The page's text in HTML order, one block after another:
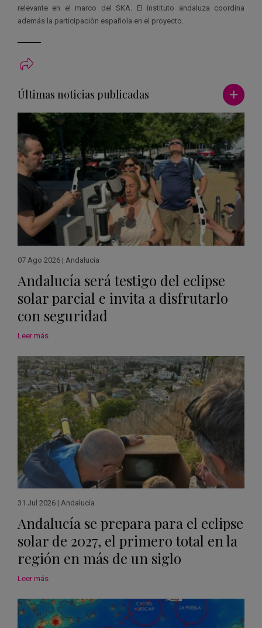
relevante en el marco del SKA. El instituto andaluza coordina
además la participación española en el proyecto.
Últimas noticias publicadas Ver más
07 Ago 2026 | Andalucía
Andalucía será testigo del eclipse
solar parcial e invita a disfrutarlo
con seguridad
Leer más
31 Jul 2026 | Andalucía
Andalucía se prepara para el eclipse
solar de 2027, el primero total en la
región en más de un siglo
Leer más